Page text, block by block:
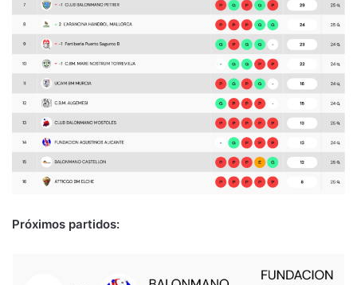
Próximos partidos: